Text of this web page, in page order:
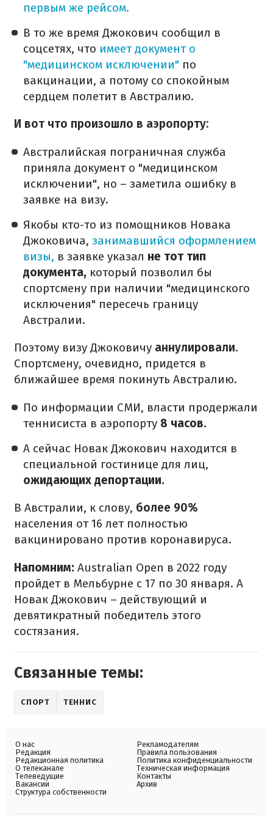
первым же рейсом.
В то же время Джокович сообщил в
соцсетях, что имеет документ о
"медицинском исключении" по
вакцинации, а потому со спокойным
сердцем полетит в Австралию.
И вот что произошло в аэропорту:
Австралийская пограничная служба
приняла документ о "медицинском
исключении", но – заметила ошибку в
заявке на визу.
Якобы кто-то из помощников Новака
Джоковича, занимавшийся оформлением
визы, в заявке указал не тот тип
документа, который позволил бы
спортсмену при наличии "медицинского
исключения" пересечь границу
Австралии.
Поэтому визу Джоковичу аннулировали.
Спортсмену, очевидно, придется в
ближайшее время покинуть Австралию.
По информации СМИ, власти продержали
теннисиста в аэропорту 8 часов.
А сейчас Новак Джокович находится в
специальной гостинице для лиц,
ожидающих депортации.
В Австралии, к слову, более 90%
населения от 16 лет полностью
вакцинировано против коронавируса.
Напомним: Australian Open в 2022 году
пройдет в Мельбурне с 17 по 30 января. А
Новак Джокович – действующий и
девятикратный победитель этого
состязания.
Связанные темы:
СПОРТ ТЕННИС
О нас
Редакция
Редакционная политика
О телеканале
Телеведущие
Вакансии
Структура собственности
Рекламодателям
Правила пользования
Политика конфиденциальности
Техническая информация
Контакты
Архив